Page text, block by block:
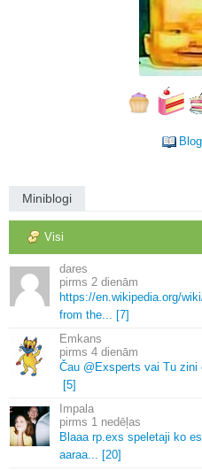
Miniblogi
Visi
dares
2 dienām
https://en.wikipedia.org/
from the... [7]
Emkans
4 dienām
Čau @Exsperts vai Tu
[5]
Impala
1 nedēļas
Blaaa rp.exs speletaji ko
aaraa... [20]